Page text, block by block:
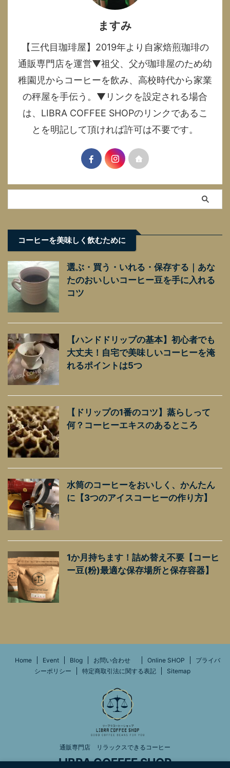
ますみ
【三代目珈琲屋】2019年より自家焙煎珈琲の
通販専門店を運営▼祖父、父が珈琲屋のため幼
稚園児からコーヒーを飲み、高校時代から家業
の秤屋を手伝う。▼リンクを設定される場合
は、LIBRA COFFEE SHOPのリンクであるこ
とを明記して頂ければ許可は不要です。
コーヒーを美味しく飲むために
選ぶ・買う・いれる・保存する｜あな
たのおいしいコーヒー豆を手に入れる
コツ
【ハンドドリップの基本】初心者でも
大丈夫！自宅で美味しいコーヒーを淹
れるポイントは5つ
【ドリップの1番のコツ】蒸らしって
何？コーヒーエキスのあるところ
水筒のコーヒーをおいしく、かんたん
に【3つのアイスコーヒーの作り方】
1か月持ちます！詰め替え不要【コーヒ
ー豆(粉)最適な保存場所と保存容器】
Home Event Blog お問い合わせ Online SHOP
プライバ
シーポリシー
特定商取引法に関する表記 Sitemap
通販専門店 リラックスできるコーヒー
LIBRA COFFEE SHOP